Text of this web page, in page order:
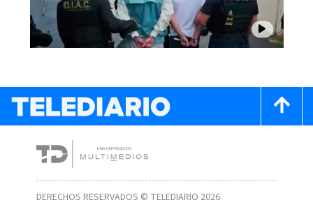
DERECHOS RESERVADOS © TELEDIARIO 2026